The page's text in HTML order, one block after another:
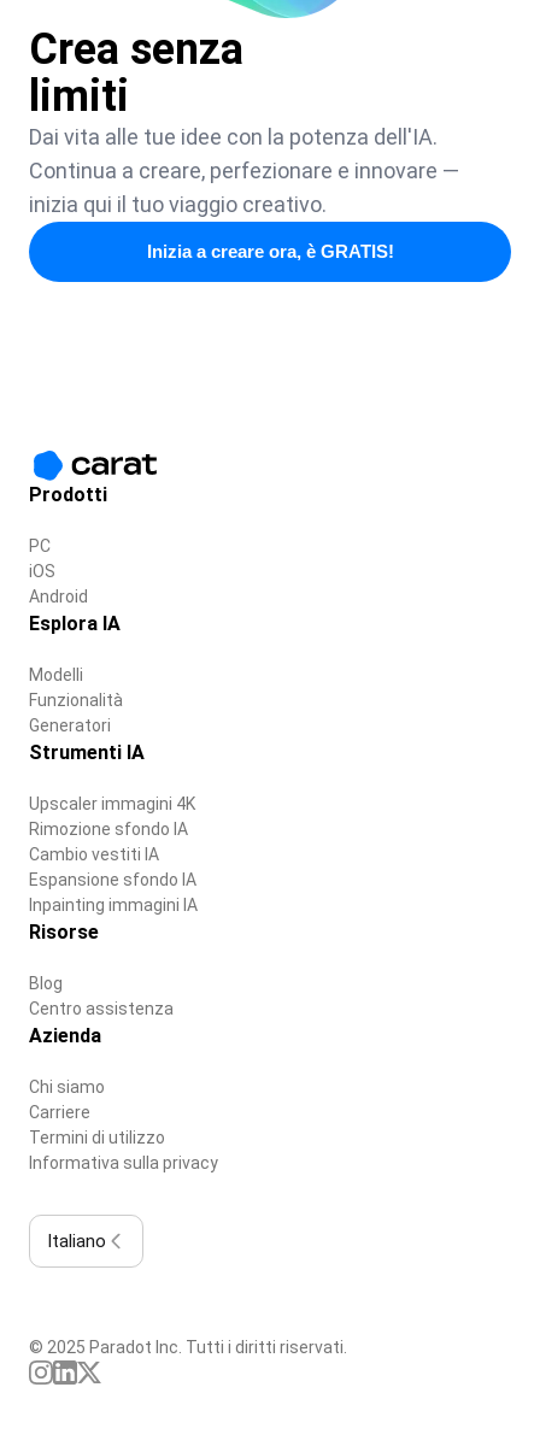
Crea senza
limiti
Dai vita alle tue idee con la potenza dell'IA.
Continua a creare, perfezionare e innovare —
inizia qui il tuo viaggio creativo.
Inizia a creare ora, è GRATIS!
Prodotti
PC
iOS
Android
Esplora IA
Modelli
Funzionalità
Generatori
Strumenti IA
Upscaler immagini 4K
Rimozione sfondo IA
Cambio vestiti IA
Espansione sfondo IA
Inpainting immagini IA
Risorse
Blog
Centro assistenza
Azienda
Chi siamo
Carriere
Termini di utilizzo
Informativa sulla privacy
Italiano
© 2025 Paradot Inc. Tutti i diritti riservati.